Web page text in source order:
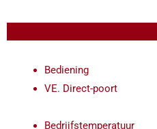
Bediening
VE. Direct-poort
Bedrijfstemperatuur